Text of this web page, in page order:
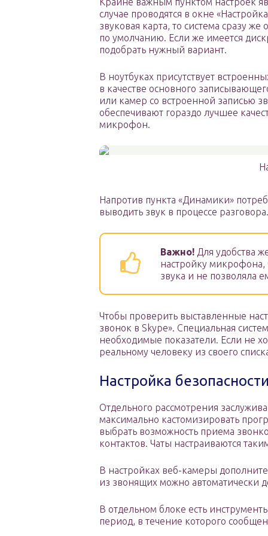
случае проводятся в окне
звуковая карта, то система сразу
по умолчанию. Если же имеется
подобрать нужный вариант.
В ноутбуках присутствует
в качестве основного
или камер со встроенной записью
обеспечивают гораздо лучшее
микрофон.
Напротив пункта «Динамики»
выводить звук в процессе разговора.
Важно! Для удобства
настройку микрофона,
звука и не позволяла
Чтобы проверить выставленные
звонок в Skype». Специальная
необходимые показатели. Если не
реальному человеку из своего
Настройка
Отдельного рассмотрения
максимально кастомизировать
выбрать возможность приема
контактов. Чаты настраиваются
В настройках веб-камеры
из звонящих можно автоматически
В отдельном блоке есть
период, в течение которого